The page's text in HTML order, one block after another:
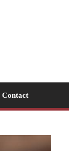
Contact